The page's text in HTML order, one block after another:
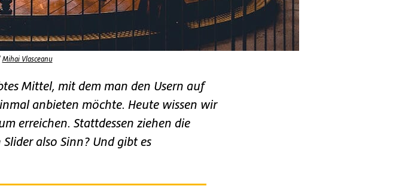
Mihai Vlasceanu
Mittel, mit dem man den Usern auf
anbieten möchte. Heute wissen wir
erreichen. Stattdessen ziehen die
also Sinn? Und gibt es